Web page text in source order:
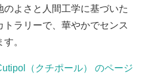
よさと人間工学に基づいた
ラリーで、華やかでセンス
。
（クチポール） のページ